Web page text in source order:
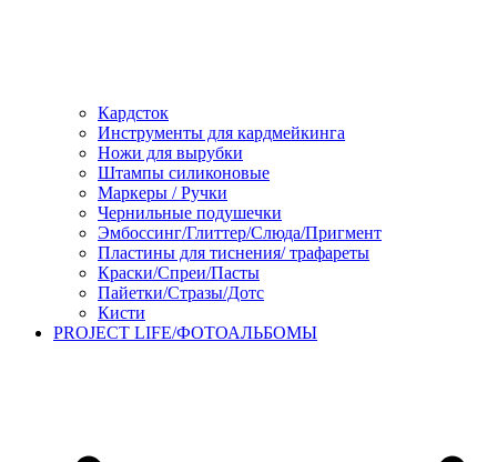
Кардсток
Инструменты для кардмейкинга
Ножи для вырубки
Штампы силиконовые
Маркеры / Ручки
Чернильные подушечки
Эмбоссинг/Глиттер/Слюда/Пригмент
Пластины для тиснения/ трафареты
Краски/Спреи/Пасты
Пайетки/Стразы/Дотс
Кисти
PROJECT LIFE/ФОТОАЛЬБОМЫ